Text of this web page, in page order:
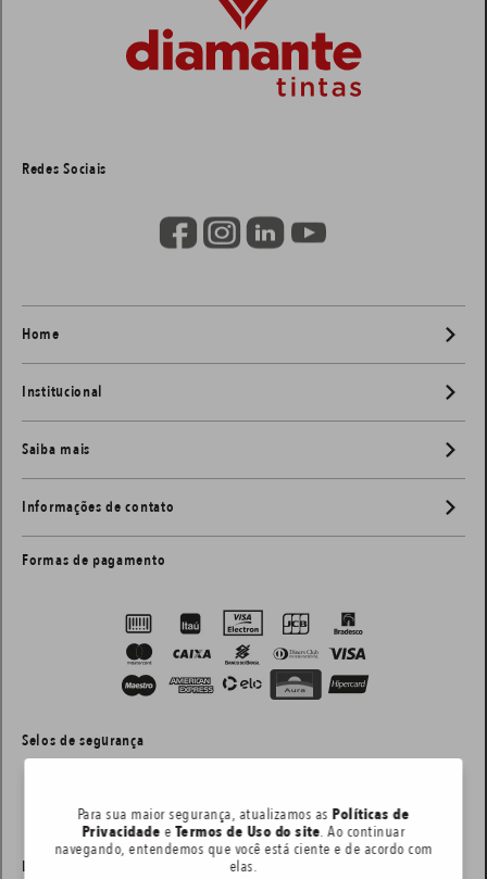
Para sua maior segurança, atualizamos as Políticas de
Privacidade eTermos de Uso do site. Ao continuar
navegando, entendemos que você está ciente e de acordo com
elas.
Redes Sociais
Home
Institucional
Saiba mais
Informações de contato
Formas de pagamento
Selos de segurança
Layout e desenvolvimento: